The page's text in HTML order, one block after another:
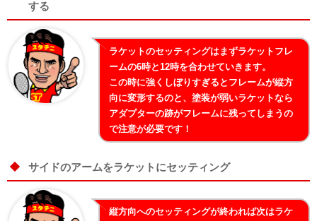
する
ラケットのセッティングはまずラケットフレ
ームの6時と12時を合わせていきます。
この時に強くしぼりすぎるとフレームが縦方
向に変形するのと、塗装が弱いラケットなら
アダプターの跡がフレームに残ってしまうの
で注意が必要です！
サイドのアームをラケットにセッティング
縦方向へのセッティングが終われば次はラケ